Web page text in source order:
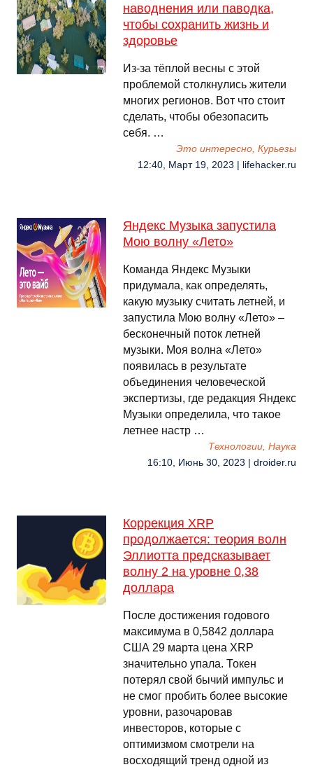
наводнения или паводка,
чтобы сохранить жизнь и
здоровье
Из-за тёплой весны с этой
проблемой столкнулись жители
многих регионов. Вот что стоит
сделать, чтобы обезопасить
себя. …
Это интересно, Курьезы
12:40, Март 19, 2023 | lifehacker.ru
Яндекс Музыка запустила
Мою волну «Лето»
Команда Яндекс Музыки
придумала, как определять,
какую музыку считать летней, и
запустила Мою волну «Лето» –
бесконечный поток летней
музыки. Моя волна «Лето»
появилась в результате
объединения человеческой
экспертизы, где редакция Яндекс
Музыки определила, что такое
летнее настр …
Технологии, Наука
16:10, Июнь 30, 2023 | droider.ru
Коррекция XRP
продолжается: теория волн
Эллиотта предсказывает
волну 2 на уровне 0,38
доллара
После достижения годового
максимума в 0,5842 доллара
США 29 марта цена XRP
значительно упала. Токен
потерял свой бычий импульс и
не смог пробить более высокие
уровни, разочаровав
инвесторов, которые с
оптимизмом смотрели на
восходящий тренд одной из